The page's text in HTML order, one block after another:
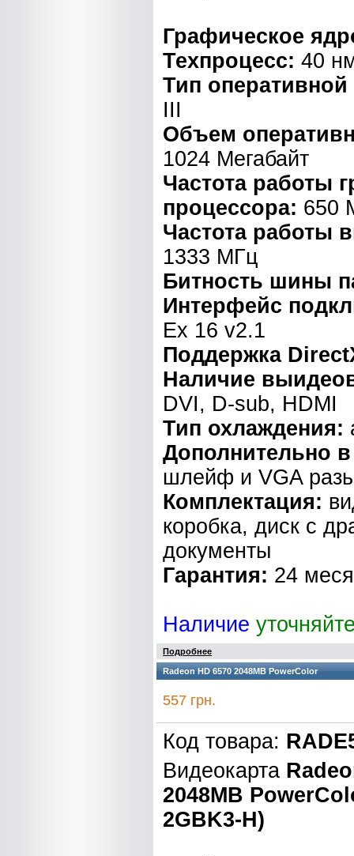
Графическое
Техпроцесс: 40
Тип
III
Объем
1024 Мегабайт
Частота работы
процессора: 650
Частота работы
1333 МГц
Битность шины
Интерфейс
Ex 16 v2.1
Поддержка
Наличие
DVI, D-sub, HDMI
Тип охлаждения:
Дополнительно
шлейф и VGA
Комплектация:
коробка, диск с
документы
Гарантия: 24
Наличие
Подробнее
Radeon HD 6570 2048MB PowerColor
557 грн.
Код товара:
Видеокарта
2048MB
2GBK3-H)